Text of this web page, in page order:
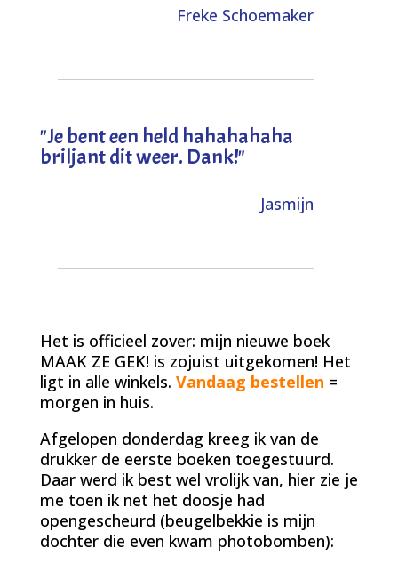
Freke Schoemaker
"Je bent een held hahahahaha
briljant dit weer. Dank!"
Jasmijn
Het is officieel zover: mijn nieuwe boek
MAAK ZE GEK! is zojuist uitgekomen! Het
ligt in alle winkels. Vandaag bestellen =
morgen in huis.
Afgelopen donderdag kreeg ik van de
drukker de eerste boeken toegestuurd.
Daar werd ik best wel vrolijk van, hier zie je
me toen ik net het doosje had
opengescheurd (beugelbekkie is mijn
dochter die even kwam photobomben):